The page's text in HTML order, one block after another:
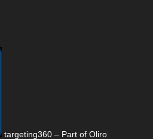
targeting360 – Part of Oliro